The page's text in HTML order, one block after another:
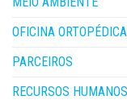
OFICINA
PARCEIROS
RECURSOS HUMANOS